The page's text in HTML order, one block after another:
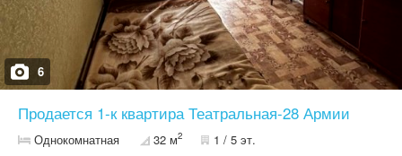
6
Продается 1-к квартира Театральная-28 Армии
Однокомнатная 32 м2 1 / 5 эт.